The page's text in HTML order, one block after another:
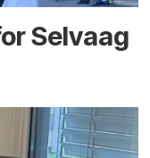
Selvaag